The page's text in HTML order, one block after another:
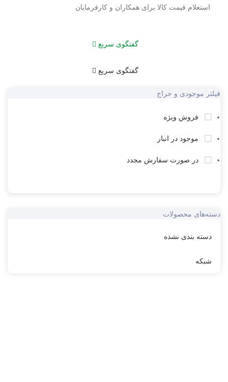
استعلام قیمت کالا برای همکاران و کارفرمایان
گفتگوی سریع
گفتگوی سریع
فیلتر موجودی و حراج
فروش ویژه
موجود در انبار
در صورت سفارش مجدد
دسته‌های محصولات
دسته بندی نشده
شبکه